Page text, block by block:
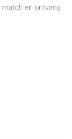
en ontvang